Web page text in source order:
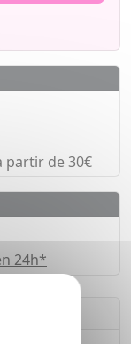
partir de 30€
24h*